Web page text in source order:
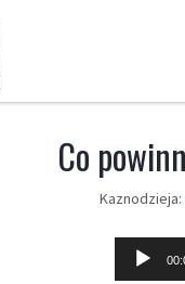
Co
Kaznodzieja: